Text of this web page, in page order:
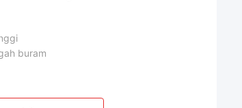
buram